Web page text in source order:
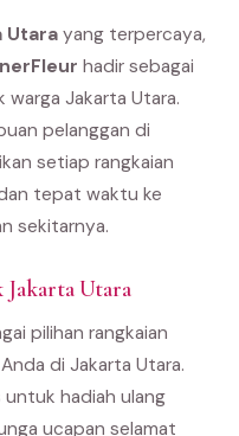
Utara yang terpercaya,
hadir sebagai
Jakarta Utara.
pelanggan di
setiap rangkaian
tepat waktu ke
sekitarnya.
Utara
pilihan rangkaian
di Jakarta Utara.
untuk hadiah ulang
ucapan selamat